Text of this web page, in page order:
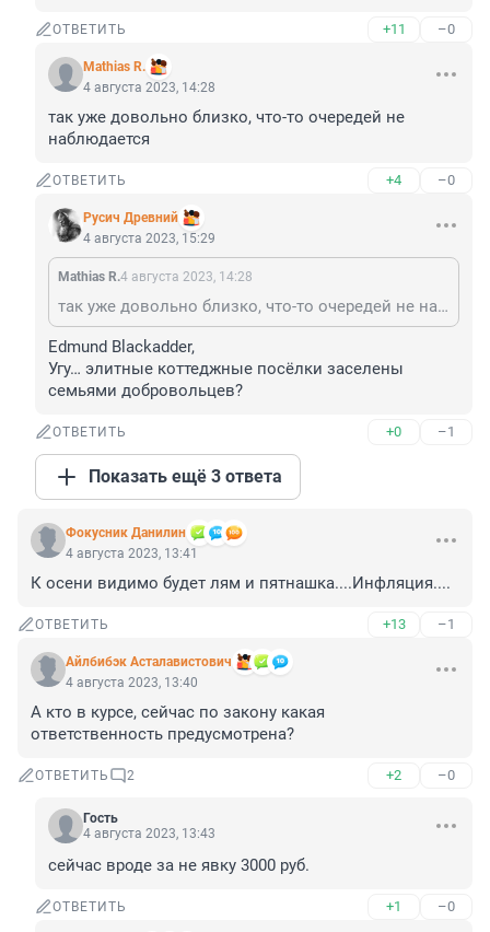
ОТВЕТИТЬ +11 –0
Mathias R.
4 августа 2023, 14:28
так уже довольно близко, что-то очередей не
наблюдается
ОТВЕТИТЬ +4 –0
Русич Древний
4 августа 2023, 15:29
Mathias R.4 августа 2023, 14:28
так уже довольно близко, что-то очередей не наблюдается
Edmund Blackadder,
Угу… элитные коттеджные посёлки заселены
семьями добровольцев?
ОТВЕТИТЬ +0 –1
Показать ещё 3 ответа
Фокусник Данилин
4 августа 2023, 13:41
К осени видимо будет лям и пятнашка....Инфляция....
ОТВЕТИТЬ +13 –1
Айлбибэк Асталавистович
4 августа 2023, 13:40
А кто в курсе, сейчас по закону какая
ответственность предусмотрена?
ОТВЕТИТЬ 2 +2 –0
Гость
4 августа 2023, 13:43
сейчас вроде за не явку 3000 руб.
ОТВЕТИТЬ +1 –0